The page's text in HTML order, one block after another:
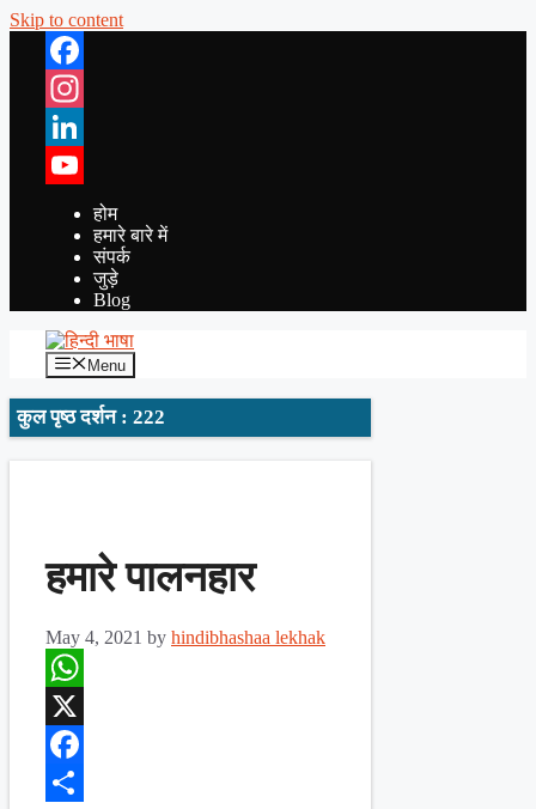
Skip to content
Facebook
Instagram
LinkedIn
YouTube
होम
हमारे बारे में
संपर्क
जुड़े
Blog
Menu
कुल पृष्ठ दर्शन : 222
हमारे पालनहार
May 4, 2021 by hindibhashaa lekhak
WhatsApp
X
Facebook